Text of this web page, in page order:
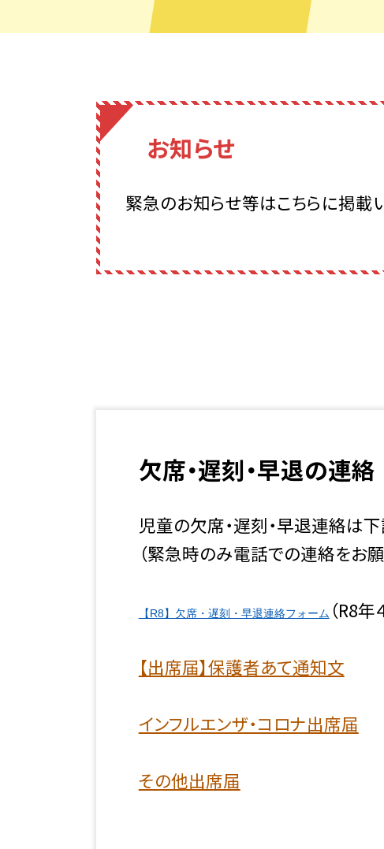
お知らせ
緊急のお知らせ等はこちらに掲載い
欠席・遅刻・早退の連絡
児童の欠席・遅刻・早退連絡は
（緊急時のみ電話での連絡をお願
【R8】欠席・遅刻・早退連絡フォーム （R8
【出席届】保護者あて通知文
インフルエンザ・コロナ出席届
その他出席届